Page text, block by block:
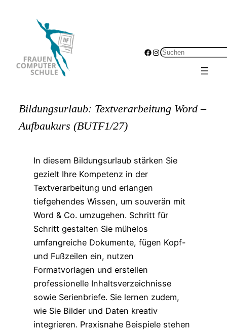
Facebook
Instagram
Suchen
Bildungsurlaub: Textverarbeitung Word –
Aufbaukurs (BUTF1/27)
In diesem Bildungsurlaub stärken Sie
gezielt Ihre Kompetenz in der
Textverarbeitung und erlangen
tiefgehendes Wissen, um souverän mit
Word & Co. umzugehen. Schritt für
Schritt gestalten Sie mühelos
umfangreiche Dokumente, fügen Kopf-
und Fußzeilen ein, nutzen
Formatvorlagen und erstellen
professionelle Inhaltsverzeichnisse
sowie Serienbriefe. Sie lernen zudem,
wie Sie Bilder und Daten kreativ
integrieren. Praxisnahe Beispiele stehen